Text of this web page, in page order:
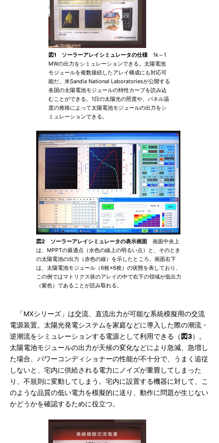
図1 ソーラーアレイシミュレータの仕様 1k～1
MWの出力をシミュレーションできる。太陽電池
モジュールを複数接続したアレイ構成にも対応可
能だ。米Sandia National Laboratoriesが公開する
各国の太陽電池モジュールの特性カーブを読み込
むことができる。1日の太陽光の照度や、パネル温
度の推移によって太陽電池モジュールの出力をシ
ミュレーションできる。
図2 ソーラーアレイシミュレータの表示画面 画面中央上
は、MPPTの最適点（水色の線上の明るい点）と、そのとき
の太陽電池の出力（赤色の線）を示したところ。画面右下
は、太陽電池モジュール（6枚×6枚）の状態を表しており、
この例ではマトリクス状のアレイの中で右下の領域が低出力
（紫色）であることが読み取れる。
「MXシリーズ」は交流、直流出力が可能な系統模擬用の交流
電源装置。太陽光発電システムを家庭などに導入した際の潮流・
逆潮流をシミュレーションする電源として利用できる（ 図3）。
太陽電池モジュールの出力が天候の変化などにより急減、急増し
た場合、パワーコンディショナーの性能が不十分で、うまく追従
しないと、宅内に供給される電力にノイズが重畳してしまった
り、不規則に変動してしまう。宅内に設置する機器に対して、こ
のような品質の低い電力を模擬的に送り、動作に問題が生じない
かどうかを確認するために役立つ。